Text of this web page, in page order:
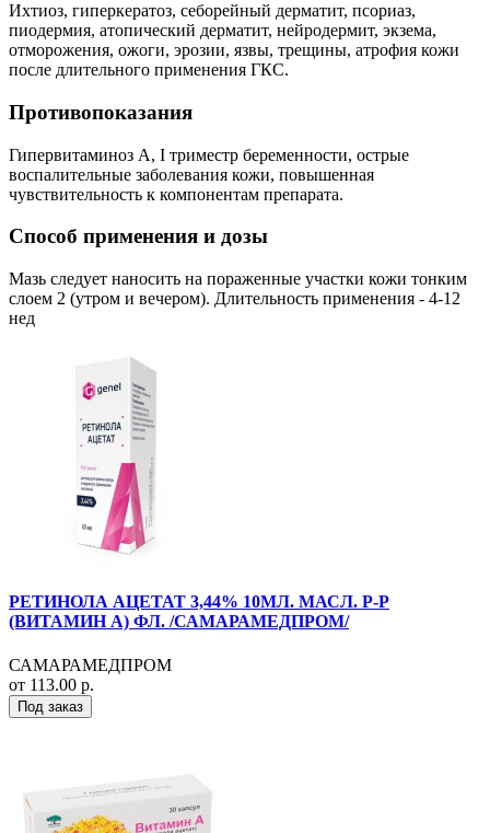
Ихтиоз, гиперкератоз, себорейный дерматит, псориаз,
пиодермия, атопический дерматит, нейродермит, экзема,
отморожения, ожоги, эрозии, язвы, трещины, атрофия кожи
после длительного применения ГКС.
Противопоказания
Гипервитаминоз А, I триместр беременности, острые
воспалительные заболевания кожи, повышенная
чувствительность к компонентам препарата.
Способ применения и дозы
Мазь следует наносить на пораженные участки кожи тонким
слоем 2 (утром и вечером). Длительность применения - 4-12
нед
РЕТИНОЛА АЦЕТАТ 3,44% 10МЛ. МАСЛ. Р-Р
(ВИТАМИН А) ФЛ. /САМАРАМЕДПРОМ/
САМАРАМЕДПРОМ
от 113.00 р.
Под заказ